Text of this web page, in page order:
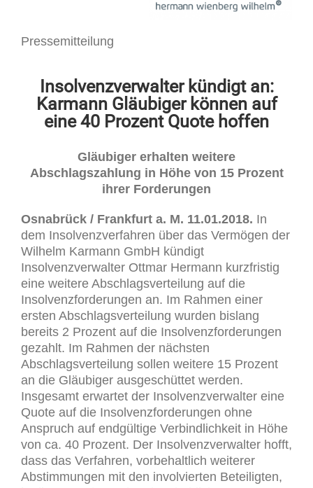
Pressemitteilung
Insolvenzverwalter kündigt an:
Karmann Gläubiger können auf
eine 40 Prozent Quote hoffen
Gläubiger erhalten weitere
Abschlagszahlung in Höhe von 15 Prozent
ihrer Forderungen
Osnabrück / Frankfurt a. M. 11.01.2018. In
dem Insolvenzverfahren über das Vermögen der
Wilhelm Karmann GmbH kündigt
Insolvenzverwalter Ottmar Hermann kurzfristig
eine weitere Abschlagsverteilung auf die
Insolvenzforderungen an. Im Rahmen einer
ersten Abschlagsverteilung wurden bislang
bereits 2 Prozent auf die Insolvenzforderungen
gezahlt. Im Rahmen der nächsten
Abschlagsverteilung sollen weitere 15 Prozent
an die Gläubiger ausgeschüttet werden.
Insgesamt erwartet der Insolvenzverwalter eine
Quote auf die Insolvenzforderungen ohne
Anspruch auf endgültige Verbindlichkeit in Höhe
von ca. 40 Prozent. Der Insolvenzverwalter hofft,
dass das Verfahren, vorbehaltlich weiterer
Abstimmungen mit den involvierten Beteiligten,